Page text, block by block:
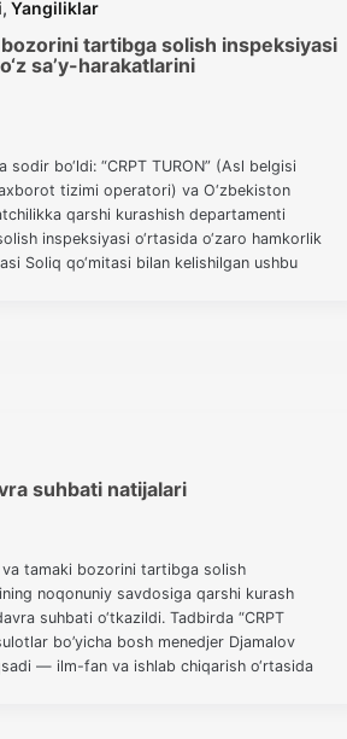
,Yangiliklar
bozorini tartibga solish inspeksiyasi
sa’y-harakatlarini
bo‘ldi: “CRPT TURON” (Asl belgisi
tizimi operatori) va O‘zbekiston
qarshi kurashish departamenti
inspeksiyasi o‘rtasida o‘zaro hamkorlik
Soliq qo‘mitasi bilan kelishilgan ushbu
suhbati natijalari
tamaki bozorini tartibga solish
noqonuniy savdosiga qarshi kurash
suhbati o‘tkazildi. Tadbirda “CRPT
bo’yicha bosh menedjer Djamalov
— ilm-fan va ishlab chiqarish o‘rtasida